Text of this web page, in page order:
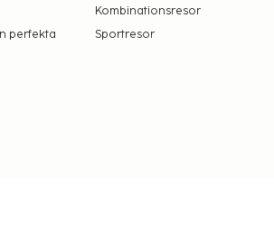
Kombinationsresor
perfekta
Sportresor